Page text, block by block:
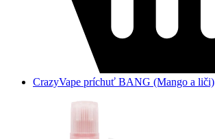
CrazyVape príchuť BANG (Mango a liči)